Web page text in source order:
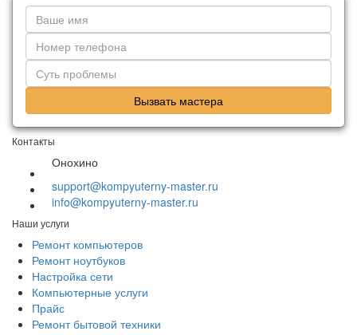
Вызвать мастера
Контакты
Онохино
support@kompyuterny-master.ru
info@kompyuterny-master.ru
Наши услуги
Ремонт компьютеров
Ремонт ноутбуков
Настройка сети
Компьютерные услуги
Прайс
Ремонт бытовой техники